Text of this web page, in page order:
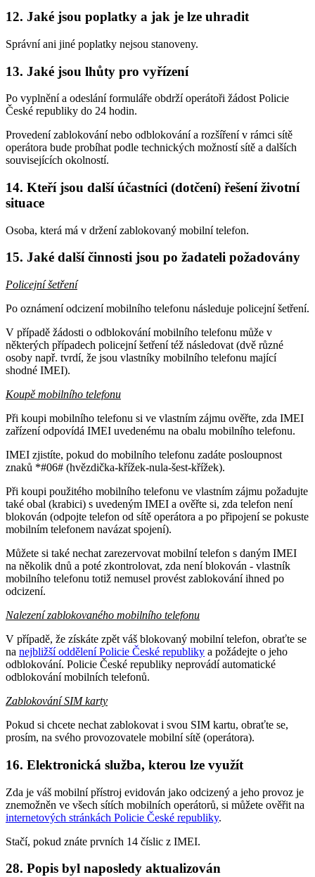
12. Jaké jsou poplatky a jak je lze uhradit
Správní ani jiné poplatky nejsou stanoveny.
13. Jaké jsou lhůty pro vyřízení
Po vyplnění a odeslání formuláře obdrží operátoři žádost Policie
České republiky do 24 hodin.
Provedení zablokování nebo odblokování a rozšíření v rámci sítě
operátora bude probíhat podle technických možností sítě a dalších
souvisejících okolností.
14. Kteří jsou další účastníci (dotčení) řešení životní
situace
Osoba, která má v držení zablokovaný mobilní telefon.
15. Jaké další činnosti jsou po žadateli požadovány
Policejní šetření
Po oznámení odcizení mobilního telefonu následuje policejní šetření.
V případě žádosti o odblokování mobilního telefonu může v
některých případech policejní šetření též následovat (dvě různé
osoby např. tvrdí, že jsou vlastníky mobilního telefonu mající
shodné IMEI).
Koupě mobilního telefonu
Při koupi mobilního telefonu si ve vlastním zájmu ověřte, zda IMEI
zařízení odpovídá IMEI uvedenému na obalu mobilního telefonu.
IMEI zjistíte, pokud do mobilního telefonu zadáte posloupnost
znaků *#06# (hvězdička-křížek-nula-šest-křížek).
Při koupi použitého mobilního telefonu ve vlastním zájmu požadujte
také obal (krabici) s uvedeným IMEI a ověřte si, zda telefon není
blokován (odpojte telefon od sítě operátora a po připojení se pokuste
mobilním telefonem navázat spojení).
Můžete si také nechat zarezervovat mobilní telefon s daným IMEI
na několik dnů a poté zkontrolovat, zda není blokován - vlastník
mobilního telefonu totiž nemusel provést zablokování ihned po
odcizení.
Nalezení zablokovaného mobilního telefonu
V případě, že získáte zpět váš blokovaný mobilní telefon, obraťte se
na nejbližší oddělení Policie České republiky a požádejte o jeho
odblokování. Policie České republiky neprovádí automatické
odblokování mobilních telefonů.
Zablokování SIM karty
Pokud si chcete nechat zablokovat i svou SIM kartu, obraťte se,
prosím, na svého provozovatele mobilní sítě (operátora).
16. Elektronická služba, kterou lze využít
Zda je váš mobilní přístroj evidován jako odcizený a jeho provoz je
znemožněn ve všech sítích mobilních operátorů, si můžete ověřit na
internetových stránkách Policie České republiky.
Stačí, pokud znáte prvních 14 číslic z IMEI.
28. Popis byl naposledy aktualizován